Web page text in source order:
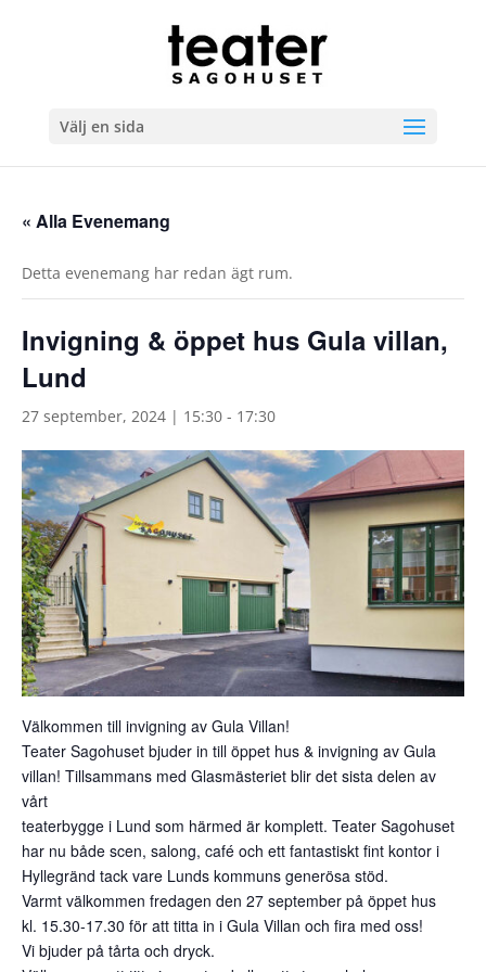
Välj en sida
« Alla Evenemang
Detta evenemang har redan ägt rum.
Invigning & öppet hus Gula villan,
Lund
27 september, 2024 | 15:30 - 17:30
Välkommen till invigning av Gula Villan!
Teater Sagohuset bjuder in till öppet hus & invigning av Gula
villan! Tillsammans med Glasmästeriet blir det sista delen av
vårt
teaterbygge i Lund som härmed är komplett. Teater Sagohuset
har nu både scen, salong, café och ett fantastiskt fint kontor i
Hyllegränd tack vare Lunds kommuns generösa stöd.
Varmt välkommen fredagen den 27 september på öppet hus
kl. 15.30-17.30 för att titta in i Gula Villan och fira med oss!
Vi bjuder på tårta och dryck.